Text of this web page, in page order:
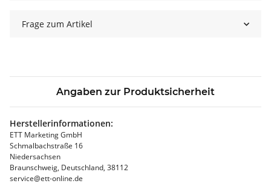
Frage zum Artikel
Angaben zur Produktsicherheit
Herstellerinformationen:
ETT Marketing GmbH
Schmalbachstraße 16
Niedersachsen
Braunschweig, Deutschland, 38112
service@ett-online.de